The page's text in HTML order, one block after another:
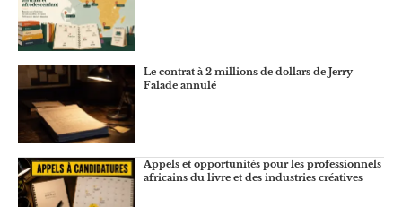
Le contrat à 2 millions de dollars de Jerry
Falade annulé
Appels et opportunités pour les professionnels
africains du livre et des industries créatives